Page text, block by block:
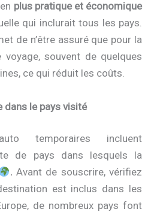
plus pratique et économique
qui inclurait tous les pays.
de n’être assuré que pour la
souvent de quelques
ce qui réduit les coûts.
dans le pays visité
temporaires incluent
de pays dans lesquels la
. Avant de souscrire, vérifiez
est inclus dans les
de nombreux pays font